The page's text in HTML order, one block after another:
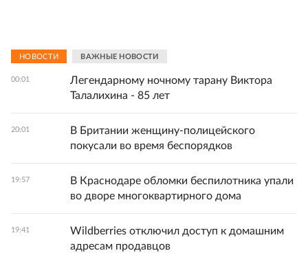
НОВОСТИ ВАЖНЫЕ НОВОСТИ
00:01
Легендарному ночному тарану Виктора
Талалихина - 85 лет
20:01
В Британии женщину-полицейского
покусали во время беспорядков
19:57
В Краснодаре обломки беспилотника упали
во дворе многоквартирного дома
19:41
Wildberries отключил доступ к домашним
адресам продавцов